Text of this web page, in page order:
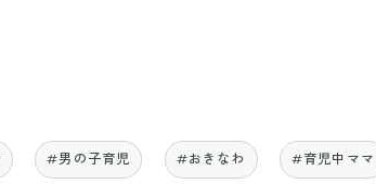
#男の子育児 #おきなわ #育児中ママ